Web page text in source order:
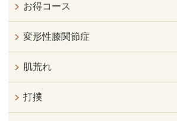
お得コース
変形性膝関節症
肌荒れ
打撲